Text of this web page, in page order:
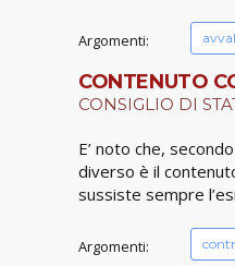
Argomenti:
CONTENUTO
CONSIGLIO DI
E’ noto che,
diverso è il
sussiste sempre
Argomenti: